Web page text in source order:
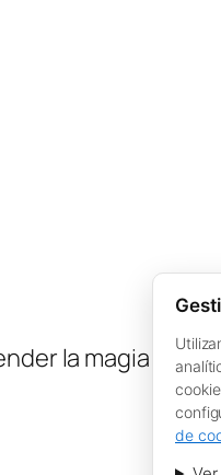
la magia
de